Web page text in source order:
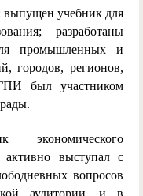
выпущен учебник для
разработаны
промышленных и
городов, регионов,
был участником
экономического
активно выступал с
вопросов